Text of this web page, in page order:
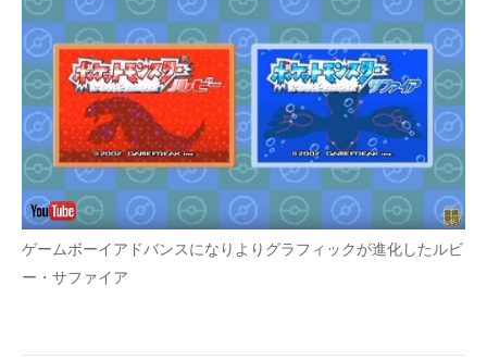
ゲームボーイアドバンスになりよりグラフィックが進化したルビ
ー・サファイア